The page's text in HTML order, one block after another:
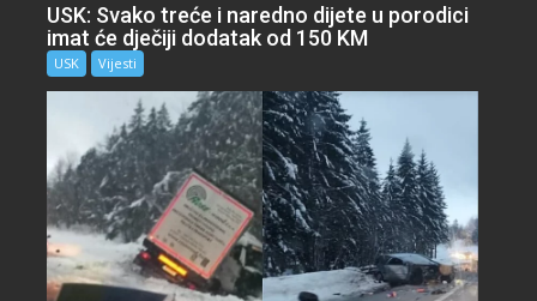
USK: Svako treće i naredno dijete u porodici
imat će dječiji dodatak od 150 KM
USK Vijesti